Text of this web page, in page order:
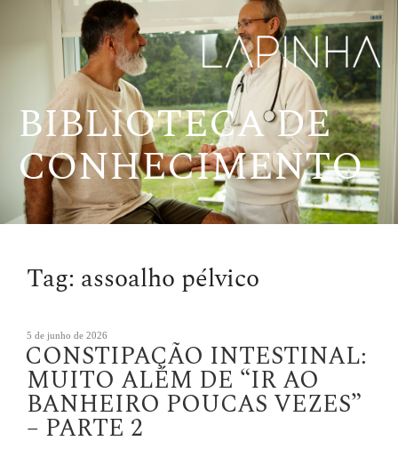
BIBLIOTECA DE
CONHECIMENTO
Tag: assoalho pélvico
Publicado
em
5 de junho de 2026
CONSTIPAÇÃO INTESTINAL:
MUITO ALÉM DE “IR AO
BANHEIRO POUCAS VEZES”
– PARTE 2